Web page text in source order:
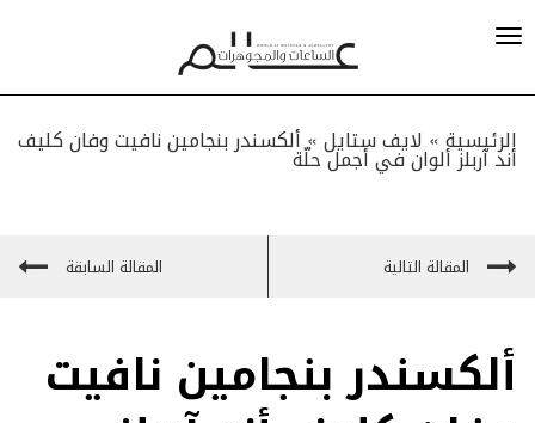
الرئيسية » لايف ستايل»ألكسندر بنجامين نافيت وفان كليف
أند آربلز ألوان في أجمل حلّة
المقالة التالية المقالة السابقة
ألكسندر بنجامين نافيت